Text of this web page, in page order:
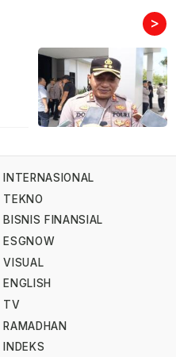
>
INTERNASIONAL
TEKNO
BISNIS FINANSIAL
ESGNOW
VISUAL
ENGLISH
TV
RAMADHAN
INDEKS